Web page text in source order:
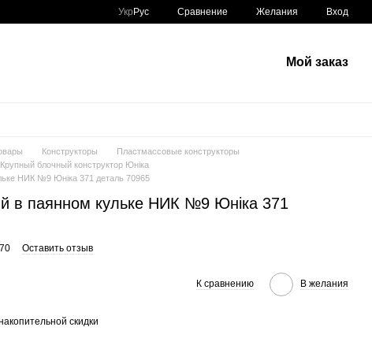
Укр Рус Сравнение Желания Вход
Мой заказ
Конструкторы
Пластмассовые конструкторы
Крупный блочный конструктор Юніка
НИК №9 Юніка 371 деталь 70965
в паянном кульке НИК №9 Юніка 371
Оставить отзыв
К сравнению В желания
скидки